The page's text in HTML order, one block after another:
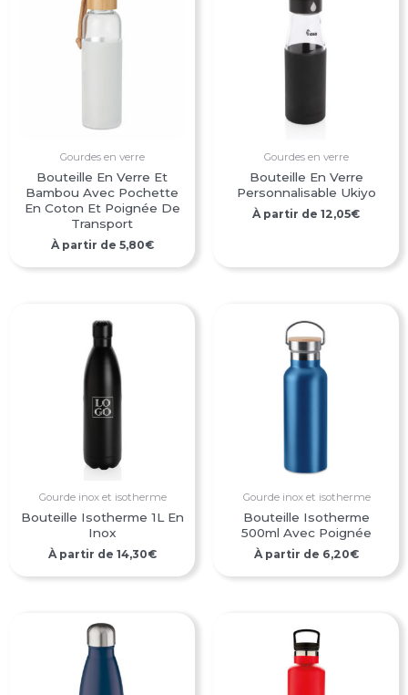
Gourdes en verre
Bouteille En Verre Et
Bambou Avec Pochette
En Coton Et Poignée De
Transport
À partir de 5,80€
Gourdes en verre
Bouteille En Verre
Personnalisable Ukiyo
À partir de 12,05€
Gourde inox et isotherme
Bouteille Isotherme 1L En
Inox
À partir de 14,30€
Gourde inox et isotherme
Bouteille Isotherme
500ml Avec Poignée
À partir de 6,20€